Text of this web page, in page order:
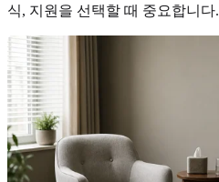
식, 지원을 선택할 때 중요합니다.